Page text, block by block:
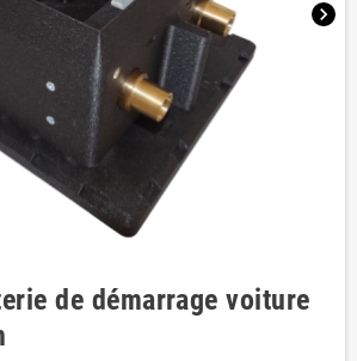
chevron_right
de démarrage voiture